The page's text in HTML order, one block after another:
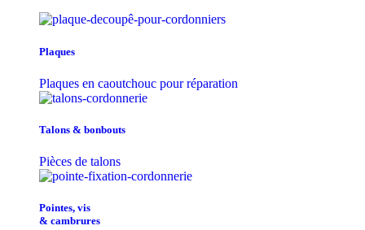
Plaques
Plaques en caoutchouc pour réparation
Talons & bonbouts
Pièces de talons
Pointes, vis
& cambrures